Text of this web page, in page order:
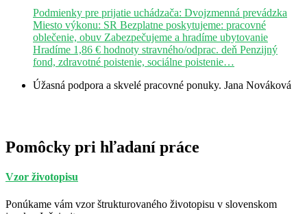
Podmienky pre prijatie uchádzača: Dvojzmenná prevádzka
Miesto výkonu: SR Bezplatne poskytujeme: pracovné
oblečenie, obuv Zabezpečujeme a hradíme ubytovanie
Hradíme 1,86 € hodnoty stravného/odprac. deň Penzijný
fond, zdravotné poistenie, sociálne poistenie…
Úžasná podpora a skvelé pracovné ponuky. Jana Nováková
Pomôcky pri hľadaní práce
Vzor životopisu
Ponúkame vám vzor štrukturovaného životopisu v slovenskom